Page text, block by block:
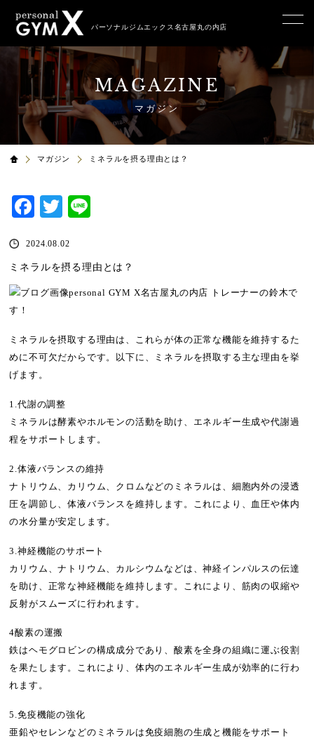
パーソナルジムエックス名古屋丸の内店
MAGAZINE
マガジン
マガジン ミネラルを摂る理由とは？
Facebook
Twitter
2024.08.02
ミネラルを摂る理由とは？
personal GYM X名古屋丸の内店 トレーナーの鈴木で
す！
ミネラルを摂取する理由は、これらが体の正常な機能を維持するた
めに不可欠だからです。以下に、ミネラルを摂取する主な理由を挙
げます。
1.代謝の調整
ミネラルは酵素やホルモンの活動を助け、エネルギー生成や代謝過
程をサポートします。
2.体液バランスの維持
ナトリウム、カリウム、クロムなどのミネラルは、細胞内外の浸透
圧を調節し、体液バランスを維持します。これにより、血圧や体内
の水分量が安定します。
3.神経機能のサポート
カリウム、ナトリウム、カルシウムなどは、神経インパルスの伝達
を助け、正常な神経機能を維持します。これにより、筋肉の収縮や
反射がスムーズに行われます。
4酸素の運搬
鉄はヘモグロビンの構成成分であり、酸素を全身の組織に運ぶ役割
を果たします。これにより、体内のエネルギー生成が効率的に行わ
れます。
5.免疫機能の強化
亜鉛やセレンなどのミネラルは免疫細胞の生成と機能をサポート